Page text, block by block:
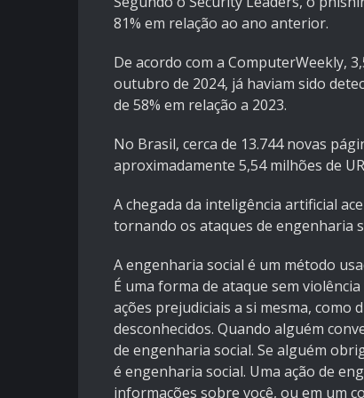
81% em relação ao ano anterior.
De acordo com a ComputerWeekly,
outubro de 2024, já haviam sido
de 58% em relação a 2023.
No Brasil, cerca de 13.744 novas
aproximadamente 5,54 milhões de
A chegada da inteligência artificial
tornando os ataques de engenharia
A engenharia social é um método
É uma forma de ataque sem
ações prejudiciais a si mesma,
desconhecidos. Quando alguém
de engenharia social. Se alguém
é engenharia social. Uma ação de
informações sobre você, ou em um